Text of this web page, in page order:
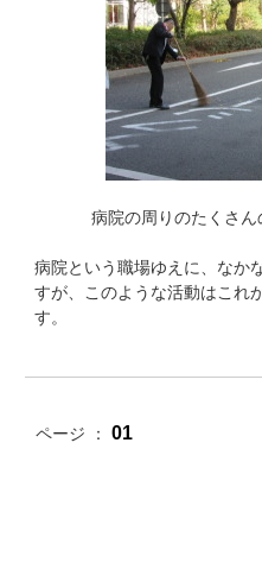
病院の周りのたくさ
病院という職場ゆえに、なか
すが、このような活動はこれ
す。
ページ ： 01